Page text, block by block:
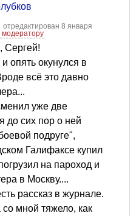
отредактирован 8 января
Сергей!
опять окунулся в
всё это давно
уже две
до сих пор о ней
подруге",
Галифаксе купил
на пароход и
в Москву....
рассказ в журнале.
со мной тяжело, как